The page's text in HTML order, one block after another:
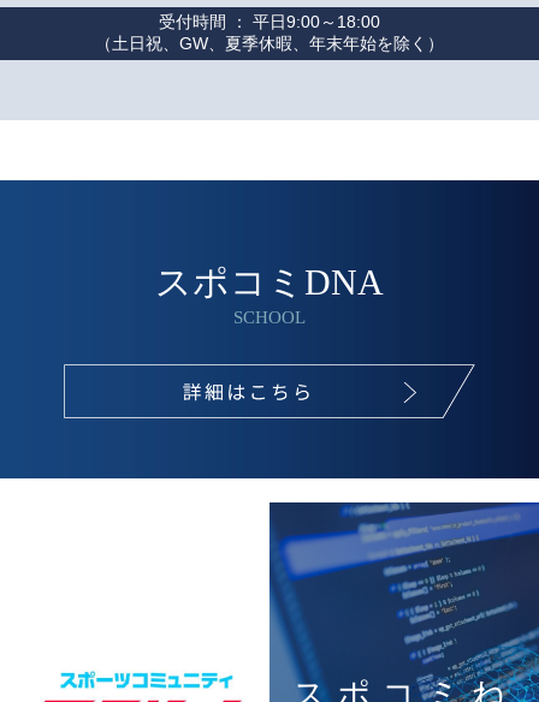
受付時間 ： 平日9:00～18:00
（土日祝、GW、夏季休暇、年末年始を除く）
スポコミDNA
SCHOOL